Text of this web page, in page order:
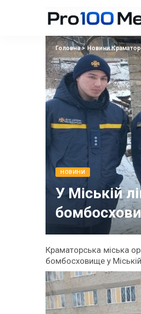
Головна> Новини
НОВИНИ
У Міській
Краматорська міська
бомбосховище у